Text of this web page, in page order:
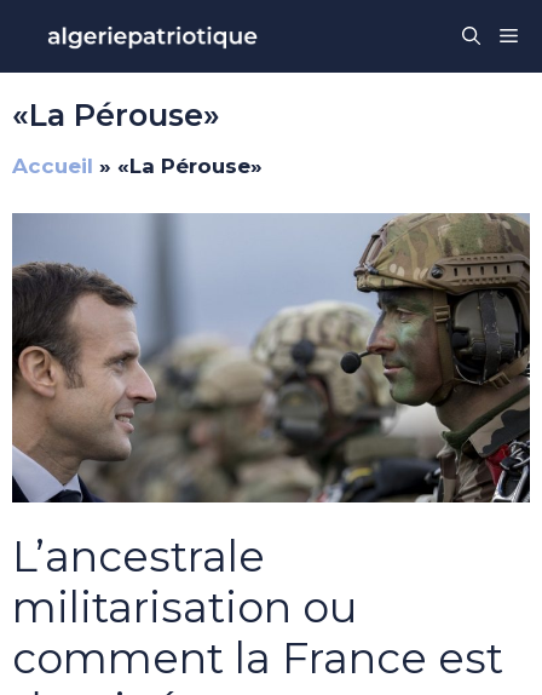
contenu
«La Pérouse»
Accueil » «La Pérouse»
L’ancestrale
militarisation ou
comment la France est